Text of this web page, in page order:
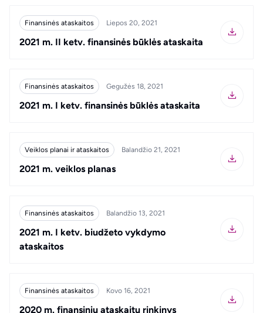
Finansinės ataskaitos Liepos 20, 2021
2021 m. II ketv. finansinės būklės ataskaita
Finansinės ataskaitos Gegužės 18, 2021
2021 m. I ketv. finansinės būklės ataskaita
Veiklos planai ir ataskaitos Balandžio 21, 2021
2021 m. veiklos planas
Finansinės ataskaitos Balandžio 13, 2021
2021 m. I ketv. biudžeto vykdymo
ataskaitos
Finansinės ataskaitos Kovo 16, 2021
2020 m. finansinių ataskaitų rinkinys